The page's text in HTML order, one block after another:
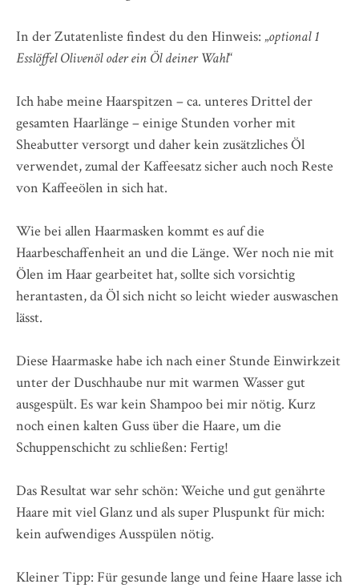
In der Zutatenliste findest du den Hinweis: „optional 1
Esslöffel Olivenöl oder ein Öl deiner Wahl“
Ich habe meine Haarspitzen – ca. unteres Drittel der
gesamten Haarlänge – einige Stunden vorher mit
Sheabutter versorgt und daher kein zusätzliches Öl
verwendet, zumal der Kaffeesatz sicher auch noch Reste
von Kaffeeölen in sich hat.
Wie bei allen Haarmasken kommt es auf die
Haarbeschaffenheit an und die Länge. Wer noch nie mit
Ölen im Haar gearbeitet hat, sollte sich vorsichtig
herantasten, da Öl sich nicht so leicht wieder auswaschen
lässt.
Diese Haarmaske habe ich nach einer Stunde Einwirkzeit
unter der Duschhaube nur mit warmen Wasser gut
ausgespült. Es war kein Shampoo bei mir nötig. Kurz
noch einen kalten Guss über die Haare, um die
Schuppenschicht zu schließen: Fertig!
Das Resultat war sehr schön: Weiche und gut genährte
Haare mit viel Glanz und als super Pluspunkt für mich:
kein aufwendiges Ausspülen nötig.
Kleiner Tipp: Für gesunde lange und feine Haare lasse ich